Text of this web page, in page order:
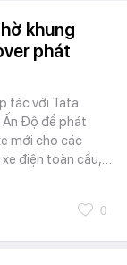
khung
phát
tác với Tata
Độ để phát
mới cho các
điện toàn cầu,…
0